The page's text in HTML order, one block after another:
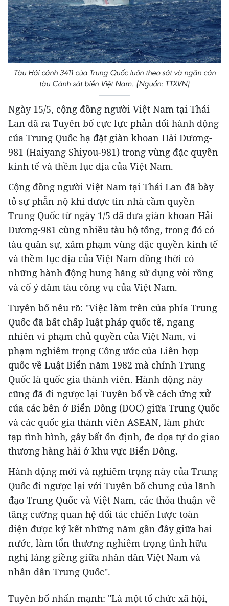
Tàu Hải cảnh 3411 của Trung Quốc luôn theo sát và ngăn cản
tàu Cảnh sát biển Việt Nam. (Nguồn: TTXVN)
Ngày 15/5, cộng đồng người Việt Nam tại Thái
Lan đã ra Tuyên bố cực lực phản đối hành động
của Trung Quốc hạ đặt giàn khoan Hải Dương-
981 (Haiyang Shiyou-981) trong vùng đặc quyền
kinh tế và thềm lục địa của Việt Nam.
Cộng đồng người Việt Nam tại Thái Lan đã bày
tỏ sự phẫn nộ khi được tin nhà cầm quyền
Trung Quốc từ ngày 1/5 đã đưa giàn khoan Hải
Dương-981 cùng nhiều tàu hộ tống, trong đó có
tàu quân sự, xâm phạm vùng đặc quyền kinh tế
và thềm lục địa của Việt Nam đồng thời có
những hành động hung hăng sử dụng vòi rồng
và cố ý đâm tàu công vụ của Việt Nam.
Tuyên bố nêu rõ: "Việc làm trên của phía Trung
Quốc đã bất chấp luật pháp quốc tế, ngang
nhiên vi phạm chủ quyền của Việt Nam, vi
phạm nghiêm trọng Công ước của Liên hợp
quốc về Luật Biển năm 1982 mà chính Trung
Quốc là quốc gia thành viên. Hành động này
cũng đã đi ngược lại Tuyên bố về cách ứng xử
của các bên ở Biển Đông (DOC) giữa Trung Quốc
và các quốc gia thành viên ASEAN, làm phức
tạp tình hình, gây bất ổn định, đe dọa tự do giao
thương hàng hải ở khu vực Biển Đông.
Hành động mới và nghiêm trọng này của Trung
Quốc đi ngược lại với Tuyên bố chung của lãnh
đạo Trung Quốc và Việt Nam, các thỏa thuận về
tăng cường quan hệ đối tác chiến lược toàn
diện được ký kết những năm gần đây giữa hai
nước, làm tổn thương nghiêm trọng tình hữu
nghị láng giềng giữa nhân dân Việt Nam và
nhân dân Trung Quốc".
Tuyên bố nhấn mạnh: "Là một tổ chức xã hội,